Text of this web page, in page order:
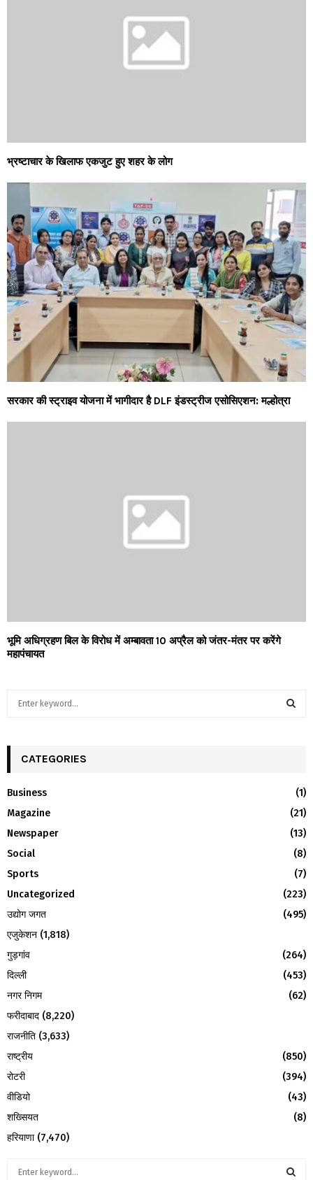
भ्रष्टाचार के खिलाफ एकजुट हुए शहर के लोग
सरकार की स्ट्राइव योजना में भागीदार है DLF इंडस्ट्रीज एसोसिएशन: मल्होत्रा
भूमि अधिग्रहण बिल के विरोध में अम्बावता 10 अप्रैल को जंतर-मंतर पर करेंगे
महापंचायत
h
o
r
:
R
CATEGORIES
Business
(1)
Magazine
(21)
Newspaper
(13)
Social
(8)
Sports
(7)
Uncategorized
(223)
उद्योग जगत
(495)
एजुकेशन (1,818)
गुड़गांव
(264)
दिल्ली
(453)
नगर निगम
(62)
फरीदाबाद (8,220)
राजनीति (3,633)
राष्ट्रीय
(850)
रोटरी
(394)
वीडियो
(43)
शख्सियत
(8)
हरियाणा(7,470)